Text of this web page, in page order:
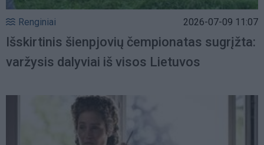
Renginiai 2026-07-09 11:07
Išskirtinis šienpjovių čempionatas sugrįžta:
varžysis dalyviai iš visos Lietuvos